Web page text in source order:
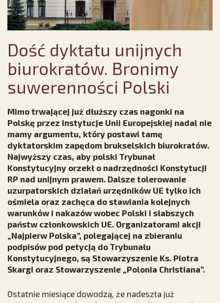
Dość dyktatu unijnych
biurokratów. Bronimy
suwerenności Polski
Mimo trwającej już dłuższy czas nagonki na
Polskę przez instytucje Unii Europejskiej nadal nie
mamy argumentu, który postawi tamę
dyktatorskim zapędom brukselskich biurokratów.
Najwyższy czas, aby polski Trybunał
Konstytucyjny orzekł o nadrzędności Konstytucji
RP nad unijnym prawem. Dalsze tolerowanie
uzurpatorskich działań urzędników UE tylko ich
ośmiela oraz zachęca do stawiania kolejnych
warunków i nakazów wobec Polski i słabszych
państw członkowskich UE. Organizatorami akcji
„Najpierw Polska”, polegającej na zbieraniu
podpisów pod petycją do Trybunału
Konstytucyjnego, są Stowarzyszenie Ks. Piotra
Skargi oraz Stowarzyszenie „Polonia Christiana”.
Ostatnie miesiące dowodzą, że nadeszła już